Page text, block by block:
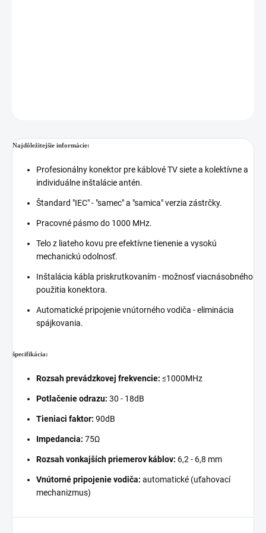
Najdôležitejšie informácie:
Profesionálny konektor pre káblové TV siete a kolektívne a
individuálne inštalácie antén.
Štandard "IEC" - "samec" a "samica" verzia zástrčky.
Pracovné pásmo do 1000 MHz.
Telo z liateho kovu pre efektívne tienenie a vysokú
mechanickú odolnosť.
Inštalácia kábla priskrutkovaním - možnosť viacnásobného
použitia konektora.
Automatické pripojenie vnútorného vodiča - eliminácia
spájkovania.
špecifikácia:
Rozsah prevádzkovej frekvencie: ≤1000MHz
Potlačenie odrazu: 30 - 18dB
Tieniaci faktor: 90dB
Impedancia: 75Ω
Rozsah vonkajších priemerov káblov: 6,2 - 6,8 mm
Vnútorné pripojenie vodiča: automatické (uťahovací
mechanizmus)